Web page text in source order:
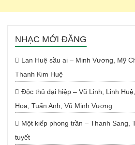
NHẠC MỚI ĐĂNG
Lan Huệ sầu ai – Minh Vương, Mỹ
Thanh Kim Huệ
Độc thủ đại hiệp – Vũ Linh, Linh
Hoa, Tuấn Anh, Vũ Minh Vương
Một kiếp phong trần – Thanh Sang,
tuyết